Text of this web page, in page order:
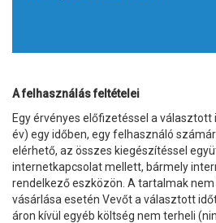
A felhasználás feltételei
Egy érvényes előfizetéssel a
év) egy időben, egy felhasználó
elérhető, az összes kiegészítéssel
internetkapcsolat mellett, bármely
rendelkező eszközön. A tartalmak
vásárlása esetén Vevőt a választott
áron kívül egyéb költség nem terheli